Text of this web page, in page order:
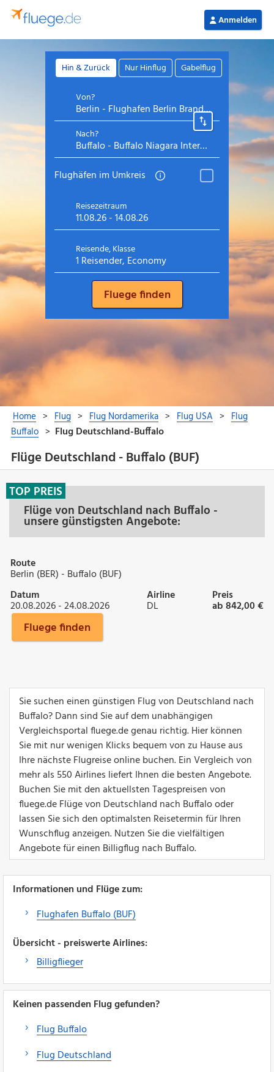
Flüge Deutschland - Buffalo (BUF)
Flüge von Deutschland nach Buffalo -
unsere günstigsten Angebote:
TOP PREIS
Route
Berlin (BER) - Buffalo (BUF)
Datum
20.08.2026 - 24.08.2026
Airline
DL
Preis
ab 842,00 €
Fluege finden
Sie suchen einen günstigen Flug von Deutschland nach
Buffalo? Dann sind Sie auf dem unabhängigen
Vergleichsportal fluege.de genau richtig. Hier können
Sie mit nur wenigen Klicks bequem von zu Hause aus
Ihre nächste Flugreise online buchen. Ein Vergleich von
mehr als 550 Airlines liefert Ihnen die besten Angebote.
Buchen Sie mit den aktuellsten Tagespreisen von
fluege.de Flüge von Deutschland nach Buffalo oder
lassen Sie sich den optimalsten Reisetermin für Ihren
Wunschflug anzeigen. Nutzen Sie die vielfältigen
Angebote für einen Billigflug nach Buffalo.
Informationen und Flüge zum:
Flughafen Buffalo (BUF)
Übersicht - preiswerte Airlines:
Billigflieger
Keinen passenden Flug gefunden?
Flug Buffalo
Flug Deutschland